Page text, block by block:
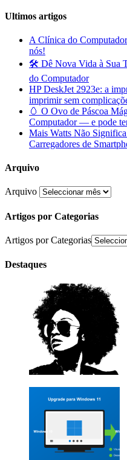
Ultimos artigos
A Clínica do
nós!
🛠️ Dê Nova Vida à Sua
do Computador
HP DeskJet 2923e: a
imprimir sem
🥚 O Ovo de Páscoa
Computador — e pode
Mais Watts Não
Carregadores de
Arquivo
Arquivo
Artigos por Categorias
Artigos por Categorias
Destaques